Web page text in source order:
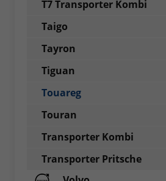
T7 Transporter Kombi
Taigo
Tayron
Tiguan
Touareg
Touran
Transporter Kombi
Transporter Pritsche